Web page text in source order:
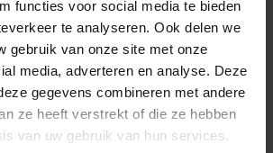
functies voor social media te bieden
te analyseren. Ook delen we
gebruik van onze site met onze
media, adverteren en analyse. Deze
gegevens combineren met andere
ze heeft verstrekt of die ze hebben
van uw gebruik van hun services.
IN WINKELMAND
BEKIJK WINKELVOORRAAD